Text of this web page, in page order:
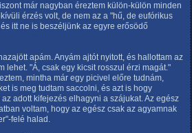
már nagyban éreztem külön-külön minden
érzés volt, de nem az a "hű, de eufórikus
itt ne is beszéljünk az egyre erősödő
apám. Anyám ajtót nyitott, és hallottam az
lehet. "Á, csak egy kicsit rosszul érzi magát."
mintha már egy picivel előre tudnám,
is meg tudtam saccolni, és azt is hogy
adott kifejezés elhagyni a szájukat. Az egész
voltam, hogy az egész csak az agyamnak
felé halad.